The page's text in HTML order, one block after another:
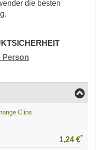
die besten
Person
Clips
1,24 €*